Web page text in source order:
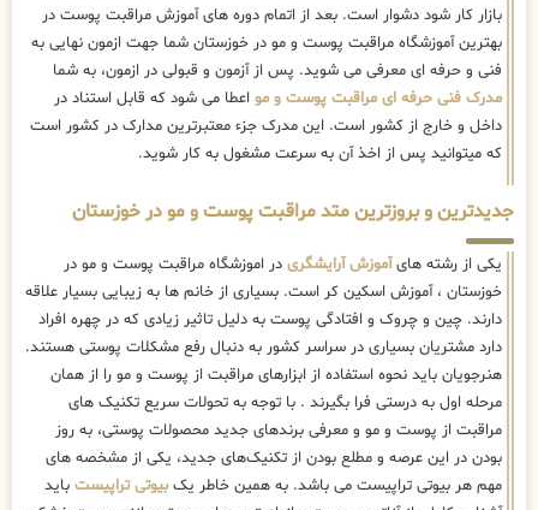
بازار کار شود دشوار است. بعد از اتمام دوره های آموزش مراقبت پوست در
بهترین آموزشگاه مراقبت پوست و مو در خوزستان شما جهت ازمون نهایی به
فنی و حرفه ای معرفی می شوید. پس از آزمون و قبولی در ازمون، به شما
مدرک فنی حرفه ای مراقبت پوست و مو اعطا می شود که قابل استناد در
داخل و خارج از کشور است. این مدرک جزء معتبرترین مدارک در کشور است
که میتوانید پس از اخذ آن به سرعت مشغول به کار شوید.
جدیدترین و بروزترین متد مراقبت پوست و مو در خوزستان
یکی از رشته هایآموزش آرایشگری در اموزشگاه مراقبت پوست و مو در
خوزستان ، آموزش اسکین کر است. بسیاری از خانم ها به زیبایی بسیار علاقه
دارند. چین و چروک و افتادگی پوست به دلیل تاثیر زیادی که در چهره افراد
دارد مشتریان بسیاری در سراسر کشور به دنبال رفع مشکلات پوستی هستند.
هنرجویان باید نحوه استفاده از ابزارهای مراقبت از پوست و مو را از همان
مرحله اول به درستی فرا بگیرند . با توجه به تحولات سریع تکنیک ‌های
مراقبت از پوست و مو و معرفی برندهای جدید محصولات پوستی، به روز
بودن در این عرصه و مطلع بودن از تکنیک‌های جدید، یکی از مشخصه های
مهم هر بیوتی تراپیست می باشد. به همین خاطر یکبیوتی تراپیست باید